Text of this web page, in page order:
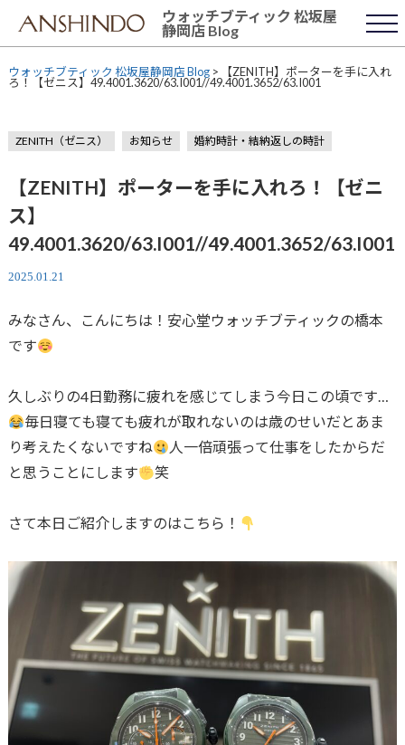
content
ウォッチブティック 松坂屋
静岡店 Blog
ウォッチブティック 松坂屋静岡店 Blog> 【ZENITH】ポーターを手に入れ
ろ！【ゼニス】49.4001.3620/63.I001//49.4001.3652/63.I001
ZENITH（ゼニス） お知らせ 婚約時計・結納返しの時計
【ZENITH】ポーターを手に入れろ！【ゼニ
ス】
49.4001.3620/63.I001//49.4001.3652/63.I001
2025.01.21
みなさん、こんにちは！安心堂ウォッチブティックの橋本
です
久しぶりの4日勤務に疲れを感じてしまう今日この頃です…
毎日寝ても寝ても疲れが取れないのは歳のせいだとあま
り考えたくないですね
人一倍頑張って仕事をしたからだ
と思うことにします
笑
さて本日ご紹介しますのはこちら！